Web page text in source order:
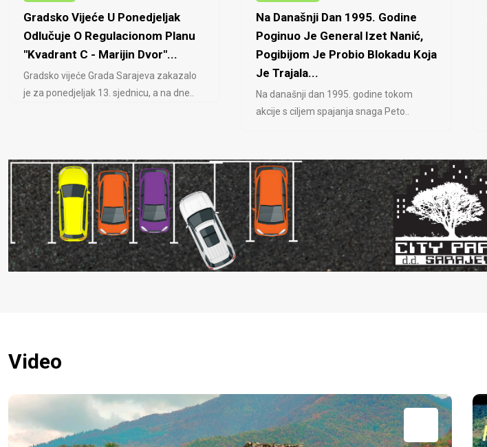
Gradsko Vijeće U Ponedjeljak
Odlučuje O Regulacionom Planu
"Kvadrant C - Marijin Dvor"...
Gradsko vijeće Grada Sarajeva zakazalo
je za ponedjeljak 13. sjednicu, a na dne..
Na Današnji Dan 1995. Godine
Poginuo Je General Izet Nanić,
Pogibijom Je Probio Blokadu Koja
Je Trajala...
Na današnji dan 1995. godine tokom
akcije s ciljem spajanja snaga Peto..
Video